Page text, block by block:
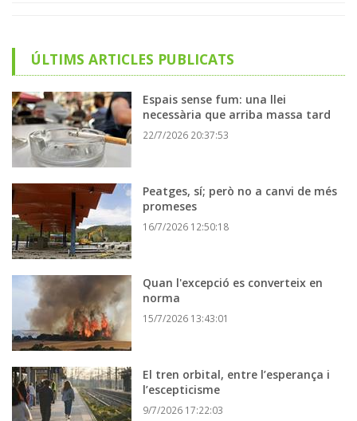
ÚLTIMS ARTICLES PUBLICATS
Espais sense fum: una llei
necessària que arriba massa tard
22/7/2026 20:37:53
Peatges, sí; però no a canvi de més
promeses
16/7/2026 12:50:18
Quan l'excepció es converteix en
norma
15/7/2026 13:43:01
El tren orbital, entre l’esperança i
l’escepticisme
9/7/2026 17:22:03